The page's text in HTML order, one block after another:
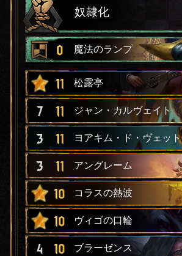
奴隷化
0 魔法のランプ
11 松露亭
7 11 ジャン・カルヴェイト
3 11 ヨアキム・ド・ヴェット
3 11 アングレーム
10 コラスの熱波
10 ヴィゴの口輪
4 10 ブラーゼンス